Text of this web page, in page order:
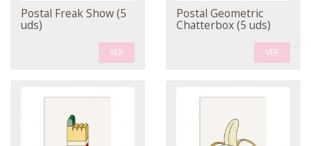
Postal Freak Show (5
uds)
VER
Postal Geometric
Chatterbox (5 uds)
VER